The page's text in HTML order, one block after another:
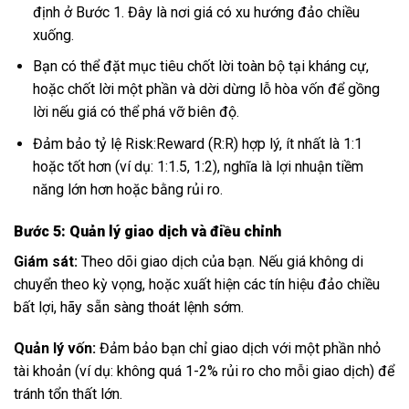
định ở Bước 1. Đây là nơi giá có xu hướng đảo chiều
xuống.
Bạn có thể đặt mục tiêu chốt lời toàn bộ tại kháng cự,
hoặc chốt lời một phần và dời dừng lỗ hòa vốn để gồng
lời nếu giá có thể phá vỡ biên độ.
Đảm bảo tỷ lệ Risk:Reward (R:R) hợp lý, ít nhất là 1:1
hoặc tốt hơn (ví dụ: 1:1.5, 1:2), nghĩa là lợi nhuận tiềm
năng lớn hơn hoặc bằng rủi ro.
Bước 5: Quản lý giao dịch và điều chỉnh
Giám sát: Theo dõi giao dịch của bạn. Nếu giá không di
chuyển theo kỳ vọng, hoặc xuất hiện các tín hiệu đảo chiều
bất lợi, hãy sẵn sàng thoát lệnh sớm.
Quản lý vốn: Đảm bảo bạn chỉ giao dịch với một phần nhỏ
tài khoản (ví dụ: không quá 1-2% rủi ro cho mỗi giao dịch) để
tránh tổn thất lớn.